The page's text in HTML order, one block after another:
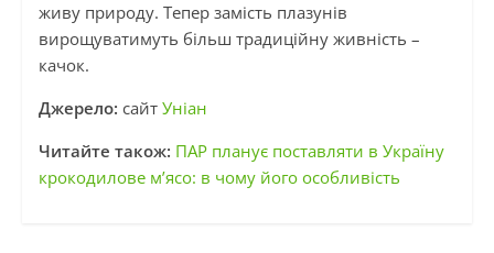
живу природу. Тепер замість плазунів
вирощуватимуть більш традиційну живність –
качок.
Джерело: сайт Уніан
Читайте також: ПАР планує поставляти в Україну
крокодилове м’ясо: в чому його особливість